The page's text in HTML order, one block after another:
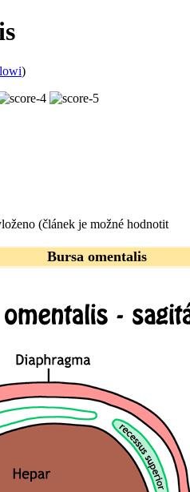
)
(článek je možné hodnotit
Bursa omentalis